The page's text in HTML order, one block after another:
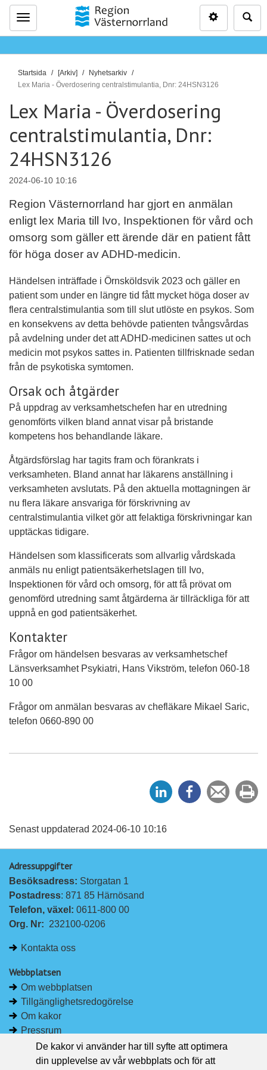
Meny
D
u
r
h
ä
r
:
Startsida [Arkiv]
Nyhetsarkiv
Lex Maria - Överdosering centralstimulantia, Dnr: 24HSN3126
Lex Maria - Överdosering
centralstimulantia, Dnr:
24HSN3126
2024-06-10 10:16
Region Västernorrland har gjort en anmälan
enligt lex Maria till Ivo, Inspektionen för vård och
omsorg som gäller ett ärende där en patient fått
för höga doser av ADHD-medicin.
Händelsen inträffade i Örnsköldsvik 2023 och gäller en
patient som under en längre tid fått mycket höga doser av
flera centralstimulantia som till slut utlöste en psykos. Som
en konsekvens av detta behövde patienten tvångsvårdas
på avdelning under det att ADHD-medicinen sattes ut och
medicin mot psykos sattes in. Patienten tillfrisknade sedan
från de psykotiska symtomen.
Orsak och åtgärder
På uppdrag av verksamhetschefen har en utredning
genomförts vilken bland annat visar på bristande
kompetens hos behandlande läkare.
Åtgärdsförslag har tagits fram och förankrats i
verksamheten. Bland annat har läkarens anställning i
verksamheten avslutats. På den aktuella mottagningen är
nu flera läkare ansvariga för förskrivning av
centralstimulantia vilket gör att felaktiga förskrivningar kan
upptäckas tidigare.
Händelsen som klassificerats som allvarlig vårdskada
anmäls nu enligt patientsäkerhetslagen till Ivo,
Inspektionen för vård och omsorg, för att få prövat om
genomförd utredning samt åtgärderna är tillräckliga för att
uppnå en god patientsäkerhet.
Kontakter
Frågor om händelsen besvaras av verksamhetschef
Länsverksamhet Psykiatri, Hans Vikström, telefon 060-18
10 00
Frågor om anmälan besvaras av chefläkare Mikael Saric,
telefon 0660-890 00
e
e
Tipsa
en
ut
Senast uppdaterad 2024-06-10 10:16
Adressuppgifter
Besöksadress: Storgatan 1
Postadress: 871 85 Härnösand
Telefon, växel: 0611-800 00
Org. Nr: 232100-0206
Kontakta oss
Webbplatsen
Om webbplatsen
Tillgänglighetsredogörelse
Om kakor
Pressrum
Håll dig uppdaterad
De kakor vi använder har till syfte att optimera
din upplevelse av vår webbplats och för att